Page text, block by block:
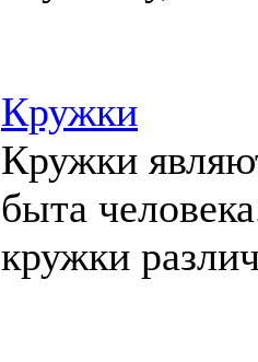
Кружки
Кружки
быта
кружки